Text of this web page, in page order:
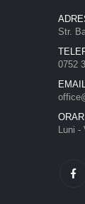
Str.
0752
Luni -